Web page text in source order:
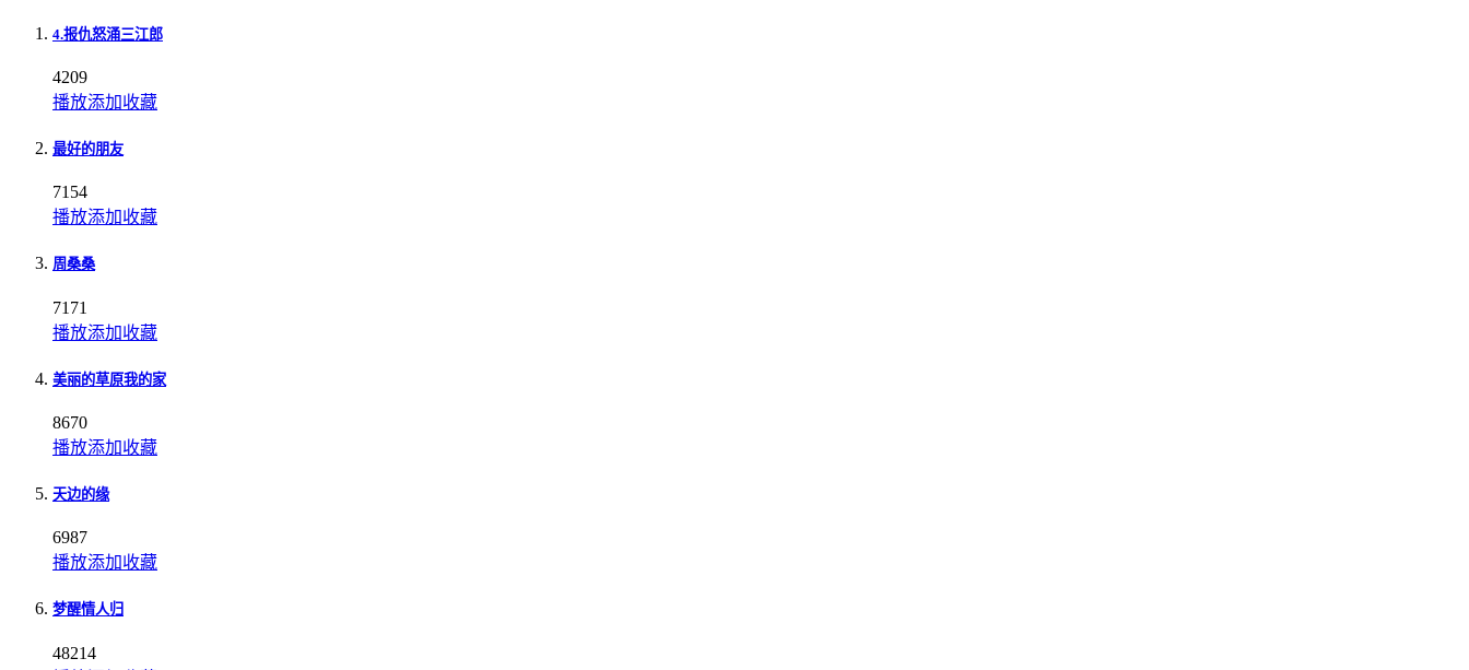
4.报仇怒涌三江郎
4209
播放添加收藏
最好的朋友
7154
播放添加收藏
周桑桑
7171
播放添加收藏
美丽的草原我的家
8670
播放添加收藏
天边的缘
6987
播放添加收藏
梦醒情人归
48214